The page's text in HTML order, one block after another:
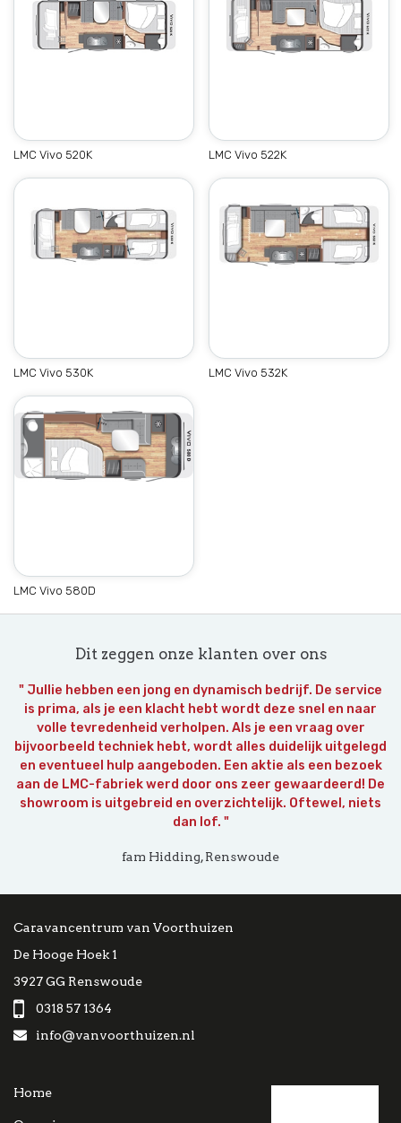
LMC Vivo 520K LMC Vivo 522K
LMC Vivo 530K LMC Vivo 532K
LMC Vivo 580D
Dit zeggen onze klanten over ons
" Jullie hebben een jong en dynamisch bedrijf. De service
is prima, als je een klacht hebt wordt deze snel en naar
volle tevredenheid verholpen. Als je een vraag over
bijvoorbeeld techniek hebt, wordt alles duidelijk uitgelegd
en eventueel hulp aangeboden. Een aktie als een bezoek
aan de LMC-fabriek werd door ons zeer gewaardeerd! De
showroom is uitgebreid en overzichtelijk. Oftewel, niets
dan lof. "
fam Hidding, Renswoude
Caravancentrum van Voorthuizen
De Hooge Hoek 1
3927 GG Renswoude
0318 57 1364
info@vanvoorthuizen.nl
Home